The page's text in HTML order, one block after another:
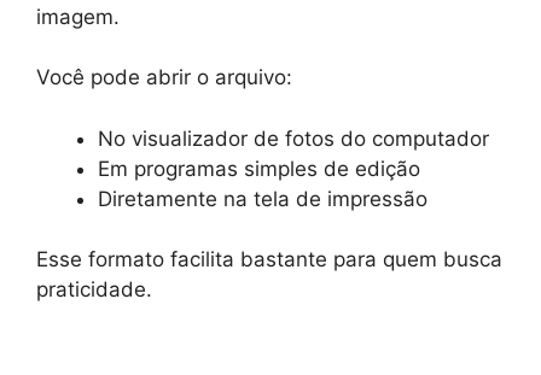
imagem.
Você pode abrir o arquivo:
No visualizador de fotos do computador
Em programas simples de edição
Diretamente na tela de impressão
Esse formato facilita bastante para quem busca
praticidade.